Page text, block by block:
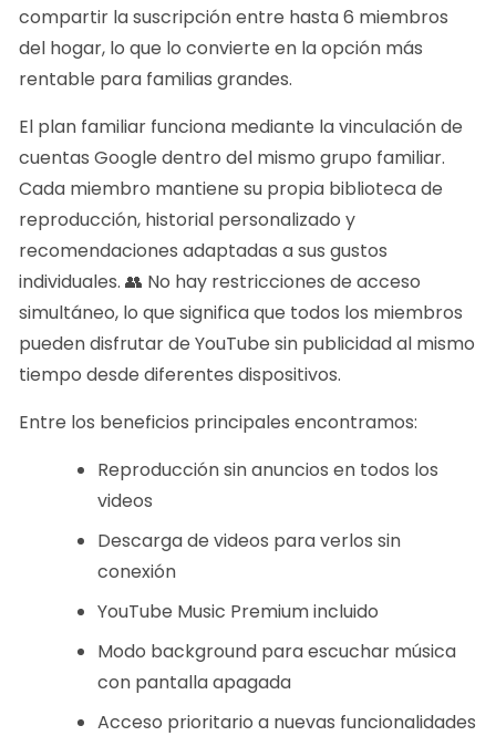
compartir la suscripción entre hasta 6 miembros
del hogar, lo que lo convierte en la opción más
rentable para familias grandes.
El plan familiar funciona mediante la vinculación de
cuentas Google dentro del mismo grupo familiar.
Cada miembro mantiene su propia biblioteca de
reproducción, historial personalizado y
recomendaciones adaptadas a sus gustos
individuales. 👥 No hay restricciones de acceso
simultáneo, lo que significa que todos los miembros
pueden disfrutar de YouTube sin publicidad al mismo
tiempo desde diferentes dispositivos.
Entre los beneficios principales encontramos:
Reproducción sin anuncios en todos los
videos
Descarga de videos para verlos sin
conexión
YouTube Music Premium incluido
Modo background para escuchar música
con pantalla apagada
Acceso prioritario a nuevas funcionalidades